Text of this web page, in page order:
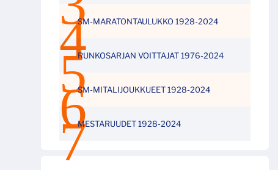
SM-MARATONTAULUKKO 1928-2024
RUNKOSARJAN VOITTAJAT 1976-2024
SM-MITALIJOUKKUEET 1928-2024
MESTARUUDET 1928-2024